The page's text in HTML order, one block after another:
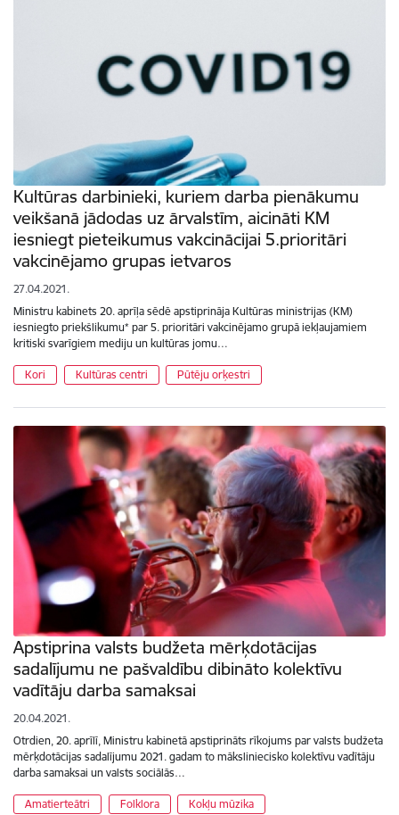
Kultūras darbinieki, kuriem darba pienākumu
veikšanā jādodas uz ārvalstīm, aicināti KM
iesniegt pieteikumus vakcinācijai 5.prioritāri
vakcinējamo grupas ietvaros
27.04.2021.
Ministru kabinets 20. aprīļa sēdē apstiprināja Kultūras ministrijas (KM)
iesniegto priekšlikumu* par 5. prioritāri vakcinējamo grupā iekļaujamiem
kritiski svarīgiem mediju un kultūras jomu…
Kori Kultūras centri Pūtēju orķestri
Apstiprina valsts budžeta mērķdotācijas
sadalījumu ne pašvaldību dibināto kolektīvu
vadītāju darba samaksai
20.04.2021.
Otrdien, 20. aprīlī, Ministru kabinetā apstiprināts rīkojums par valsts budžeta
mērķdotācijas sadalījumu 2021. gadam to māksliniecisko kolektīvu vadītāju
darba samaksai un valsts sociālās…
Amatierteātri Folklora Kokļu mūzika